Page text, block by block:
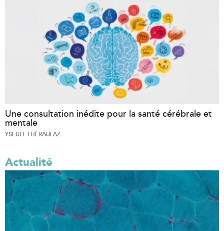
Une consultation inédite pour la santé cérébrale et
mentale
YSEULT THÉRAULAZ
Actualité